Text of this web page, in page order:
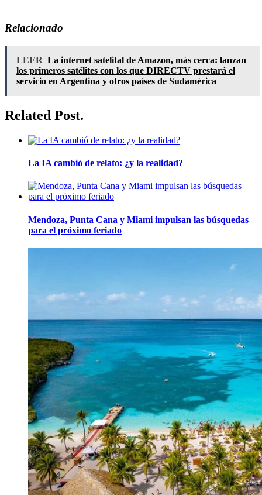
Relacionado
LEER La internet satelital de Amazon, más cerca: lanzan
los primeros satélites con los que DIRECTV prestará el
servicio en Argentina y otros países de Sudamérica
Related Post.
La IA cambió de relato: ¿y la realidad?
Mendoza, Punta Cana y Miami impulsan las búsquedas
para el próximo feriado